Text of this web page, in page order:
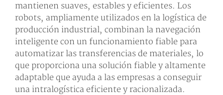
mantienen suaves, estables y eficientes. Los
robots, ampliamente utilizados en la logística de
producción industrial, combinan la navegación
inteligente con un funcionamiento fiable para
automatizar las transferencias de materiales, lo
que proporciona una solución fiable y altamente
adaptable que ayuda a las empresas a conseguir
una intralogística eficiente y racionalizada.